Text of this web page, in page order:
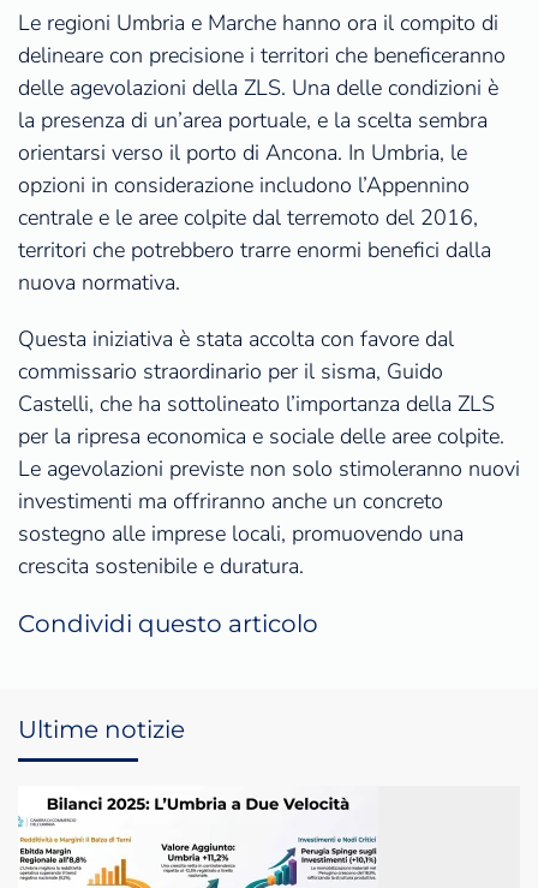
Le regioni Umbria e Marche hanno ora il compito di
delineare con precisione i territori che beneficeranno
delle agevolazioni della ZLS. Una delle condizioni è
la presenza di un’area portuale, e la scelta sembra
orientarsi verso il porto di Ancona. In Umbria, le
opzioni in considerazione includono l’Appennino
centrale e le aree colpite dal terremoto del 2016,
territori che potrebbero trarre enormi benefici dalla
nuova normativa.
Questa iniziativa è stata accolta con favore dal
commissario straordinario per il sisma, Guido
Castelli, che ha sottolineato l’importanza della ZLS
per la ripresa economica e sociale delle aree colpite.
Le agevolazioni previste non solo stimoleranno nuovi
investimenti ma offriranno anche un concreto
sostegno alle imprese locali, promuovendo una
crescita sostenibile e duratura.
Condividi questo articolo
Ultime notizie